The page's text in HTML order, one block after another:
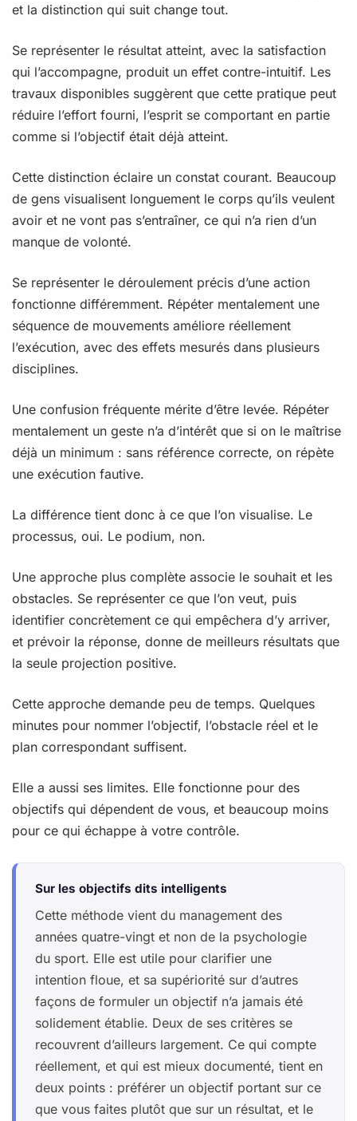
et la distinction qui suit change tout.
Se représenter le résultat atteint, avec la satisfaction
qui l’accompagne, produit un effet contre-intuitif. Les
travaux disponibles suggèrent que cette pratique peut
réduire l’effort fourni, l’esprit se comportant en partie
comme si l’objectif était déjà atteint.
Cette distinction éclaire un constat courant. Beaucoup
de gens visualisent longuement le corps qu’ils veulent
avoir et ne vont pas s’entraîner, ce qui n’a rien d’un
manque de volonté.
Se représenter le déroulement précis d’une action
fonctionne différemment. Répéter mentalement une
séquence de mouvements améliore réellement
l’exécution, avec des effets mesurés dans plusieurs
disciplines.
Une confusion fréquente mérite d’être levée. Répéter
mentalement un geste n’a d’intérêt que si on le maîtrise
déjà un minimum : sans référence correcte, on répète
une exécution fautive.
La différence tient donc à ce que l’on visualise. Le
processus, oui. Le podium, non.
Une approche plus complète associe le souhait et les
obstacles. Se représenter ce que l’on veut, puis
identifier concrètement ce qui empêchera d’y arriver,
et prévoir la réponse, donne de meilleurs résultats que
la seule projection positive.
Cette approche demande peu de temps. Quelques
minutes pour nommer l’objectif, l’obstacle réel et le
plan correspondant suffisent.
Elle a aussi ses limites. Elle fonctionne pour des
objectifs qui dépendent de vous, et beaucoup moins
pour ce qui échappe à votre contrôle.
Sur les objectifs dits intelligents
Cette méthode vient du management des
années quatre-vingt et non de la psychologie
du sport. Elle est utile pour clarifier une
intention floue, et sa supériorité sur d’autres
façons de formuler un objectif n’a jamais été
solidement établie. Deux de ses critères se
recouvrent d’ailleurs largement. Ce qui compte
réellement, et qui est mieux documenté, tient en
deux points : préférer un objectif portant sur ce
que vous faites plutôt que sur un résultat, et le